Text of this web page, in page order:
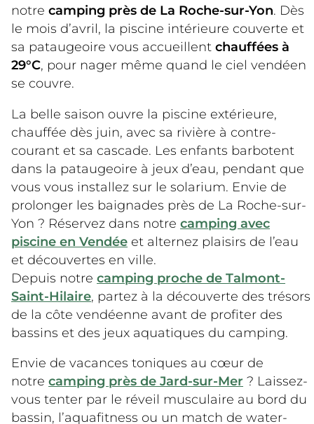
notre camping près de La Roche-sur-Yon. Dès
le mois d’avril, la piscine intérieure couverte et
sa pataugeoire vous accueillent chauffées à
29°C, pour nager même quand le ciel vendéen
se couvre.
La belle saison ouvre la piscine extérieure,
chauffée dès juin, avec sa rivière à contre-
courant et sa cascade. Les enfants barbotent
dans la pataugeoire à jeux d’eau, pendant que
vous vous installez sur le solarium. Envie de
prolonger les baignades près de La Roche-sur-
Yon ? Réservez dans notre camping avec
piscine en Vendée et alternez plaisirs de l’eau
et découvertes en ville.
Depuis notre camping proche de Talmont-
Saint-Hilaire, partez à la découverte des trésors
de la côte vendéenne avant de profiter des
bassins et des jeux aquatiques du camping.
Envie de vacances toniques au cœur de
notre camping près de Jard-sur-Mer ? Laissez-
vous tenter par le réveil musculaire au bord du
bassin, l’aquafitness ou un match de water-